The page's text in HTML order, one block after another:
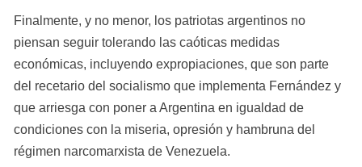
Finalmente, y no menor, los patriotas argentinos no
piensan seguir tolerando las caóticas medidas
económicas, incluyendo expropiaciones, que son parte
del recetario del socialismo que implementa Fernández y
que arriesga con poner a Argentina en igualdad de
condiciones con la miseria, opresión y hambruna del
régimen narcomarxista de Venezuela.